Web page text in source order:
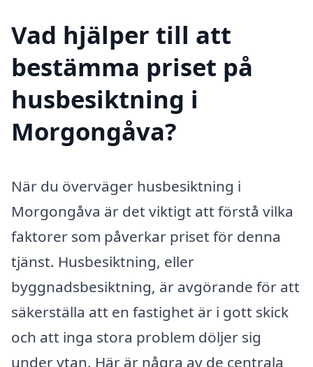
Vad hjälper till att
bestämma priset på
husbesiktning i
Morgongåva?
När du överväger husbesiktning i
Morgongåva är det viktigt att förstå vilka
faktorer som påverkar priset för denna
tjänst. Husbesiktning, eller
byggnadsbesiktning, är avgörande för att
säkerställa att en fastighet är i gott skick
och att inga stora problem döljer sig
under ytan. Här är några av de centrala